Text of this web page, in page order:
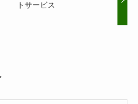
トサービス